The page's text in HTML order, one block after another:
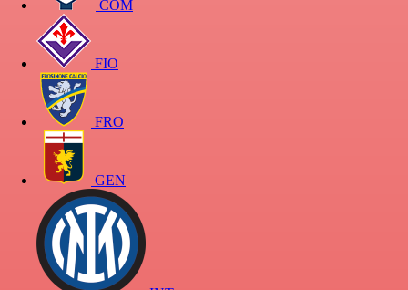
COM
FIO
FRO
GEN